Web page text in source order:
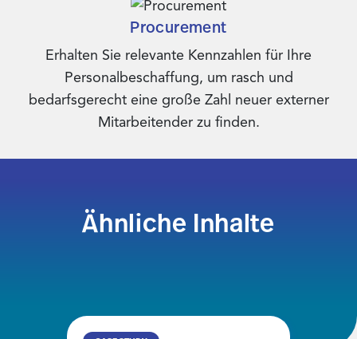
Procurement
Erhalten Sie relevante Kennzahlen für Ihre
Personalbeschaffung, um rasch und
bedarfsgerecht eine große Zahl neuer externer
Mitarbeitender zu finden.
Ähnliche Inhalte